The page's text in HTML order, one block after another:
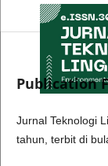
Publication
Jurnal Teknologi
tahun, terbit di